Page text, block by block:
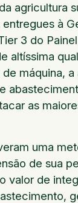
agricultura
à
3 do
altíssima
máquina,
as
uma
de sua
valor de